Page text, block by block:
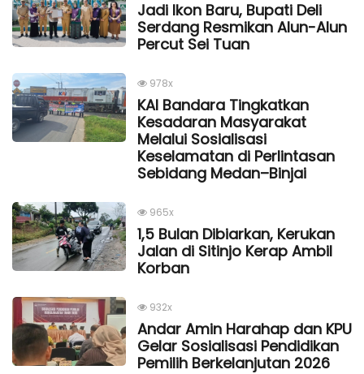
Jadi Ikon Baru, Bupati Deli
Serdang Resmikan Alun-Alun
Percut Sei Tuan
978x
KAI Bandara Tingkatkan
Kesadaran Masyarakat
Melalui Sosialisasi
Keselamatan di Perlintasan
Sebidang Medan–Binjai
965x
1,5 Bulan Dibiarkan, Kerukan
Jalan di Sitinjo Kerap Ambil
Korban
932x
Andar Amin Harahap dan KPU
Gelar Sosialisasi Pendidikan
Pemilih Berkelanjutan 2026